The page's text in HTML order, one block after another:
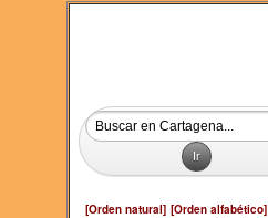
[Orden natural] [Orden alfabético]